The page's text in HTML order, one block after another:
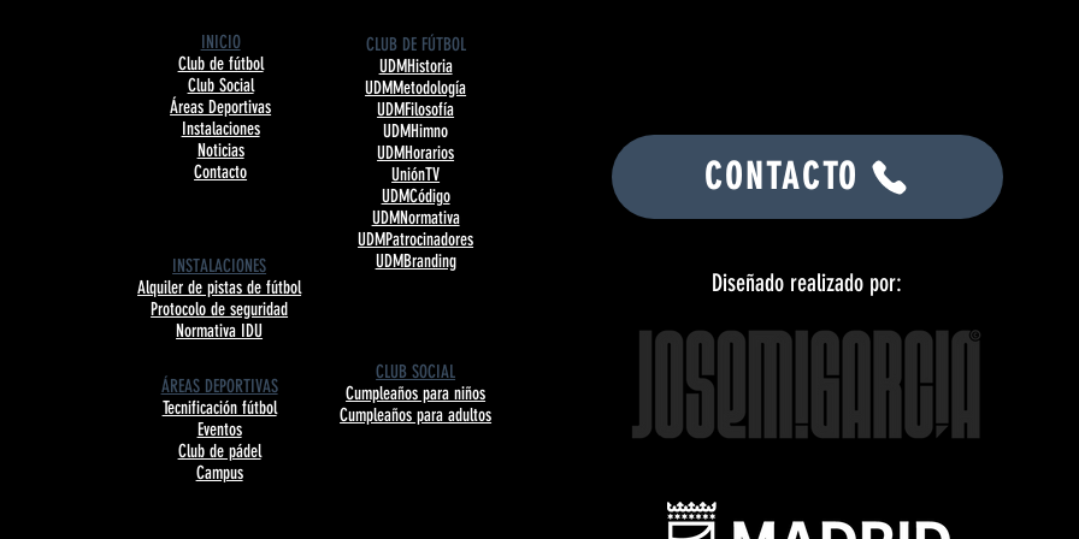
INICIO
Club de fútbol
Club Social
Áreas Deportivas
Instalaciones
Noticias
Contacto
CLUB DE FÚTBOL
UDMHistoria
UDMMetodología
UDMFilosofía
UDMHimno
UDMHorarios
UniónTV
UDMCódigo
UDMNormativa
UDMPatrocinadores
UDMBranding
INSTALACIONES
Alquiler de pistas de fútbol
Protocolo de seguridad
Normativa IDU
ÁREAS DEPORTIVAS
Tecnificación fútbol
Eventos
Club de pádel
Campus
CLUB SOCIAL
Cumpleaños para niños
Cumpleaños para adultos
CONTACTO
Diseñado realizado por: